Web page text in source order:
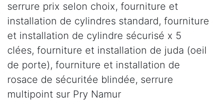
serrure prix selon choix, fourniture et
installation de cylindres standard, fourniture
et installation de cylindre sécurisé x 5
clées, fourniture et installation de juda (oeil
de porte), fourniture et installation de
rosace de sécuritée blindée, serrure
multipoint sur Pry Namur